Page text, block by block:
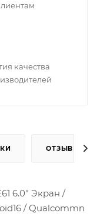
качества
ОТЗЫВЫ
6.0" Экран /
/ Qualcommn